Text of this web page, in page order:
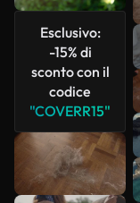
Esclusivo:
-15% di
sconto con il
codice
"COVERR15"